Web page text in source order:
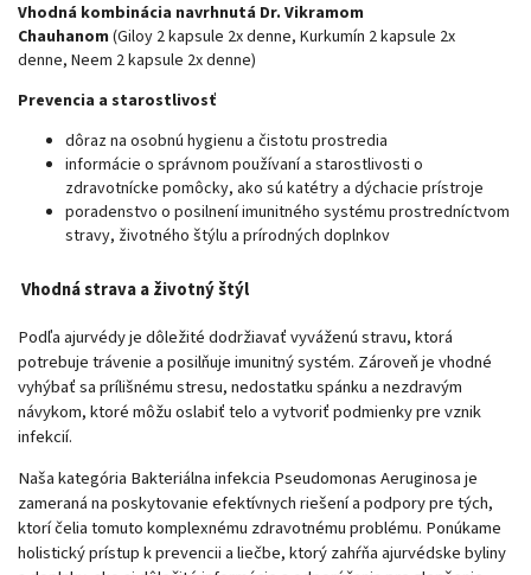
Vhodná kombinácia navrhnutá Dr. Vikramom
Chauhanom (Giloy 2 kapsule 2x denne, Kurkumín 2 kapsule 2x
denne, Neem 2 kapsule 2x denne)
Prevencia a starostlivosť
dôraz na osobnú hygienu a čistotu prostredia
informácie o správnom používaní a starostlivosti o
zdravotnícke pomôcky, ako sú katétry a dýchacie prístroje
poradenstvo o posilnení imunitného systému prostredníctvom
stravy, životného štýlu a prírodných doplnkov
Vhodná strava a životný štýl
Podľa ajurvédy je dôležité dodržiavať vyváženú stravu, ktorá
potrebuje trávenie a posilňuje imunitný systém. Zároveň je vhodné
vyhýbať sa prílišnému stresu, nedostatku spánku a nezdravým
návykom, ktoré môžu oslabiť telo a vytvoriť podmienky pre vznik
infekcií.
Naša kategória Bakteriálna infekcia Pseudomonas Aeruginosa je
zameraná na poskytovanie efektívnych riešení a podpory pre tých,
ktorí čelia tomuto komplexnému zdravotnému problému. Ponúkame
holistický prístup k prevencii a liečbe, ktorý zahŕňa ajurvédske byliny